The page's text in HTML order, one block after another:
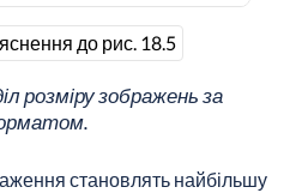
до рис. 18.5
розміру зображень за
становлять найбільшу